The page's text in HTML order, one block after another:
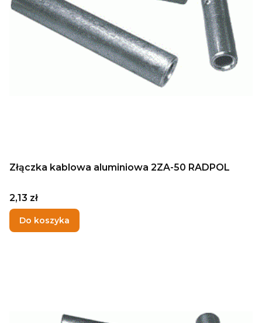
Złączka kablowa aluminiowa 2ZA-50 RADPOL
Cena
2,13 zł
Do koszyka